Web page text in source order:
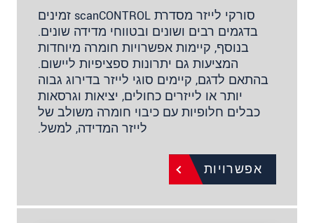
סורקי לייזר מסדרת scanCONTROL זמינים
בדגמים רבים ושונים ובטווחי מדידה שונים.
בנוסף, קיימות אפשרויות חומרה מיוחדות
המציעות גם יתרונות ספציפיות ליישום.
בהתאם לדגם, קיימים סוגי לייזר בדירוג גבוה
יותר או לייזרים כחולים, יציאות וגרסאות
כבלים חלופיות עם כיבוי חומרה משולב של
לייזר המדידה, למשל.
אפשרויות